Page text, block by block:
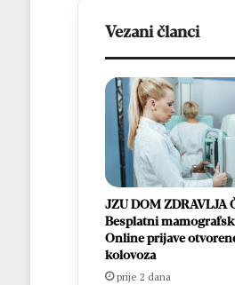
Vezani članci
JZU DOM ZDRAVLJA
Besplatni
Online prijave
kolovoza
prije 2 dana